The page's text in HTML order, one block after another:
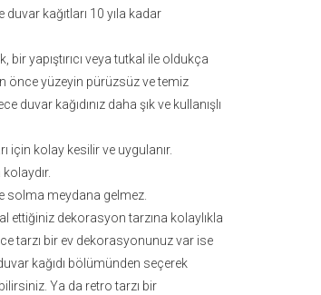
kağıtları 10 yıla kadar
bir yapıştırıcı veya tutkal ile oldukça
önce yüzeyin pürüzsüz ve temiz
kağıdınız daha şık ve kullanışlı
için kolay kesilir ve uygulanır.
solma meydana gelmez.
ettiğiniz dekorasyon tarzına kolaylıkla
tarzı bir ev dekorasyonunuz var ise
kağıdı bölümünden seçerek
Ya da retro tarzı bir